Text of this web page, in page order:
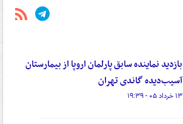
بازدید نماینده سابق پارلمان اروپا از بیمارستان
آسیب‌دیده گاندی تهران
۱۳ خرداد ۰۵ - ۱۹:۳۹